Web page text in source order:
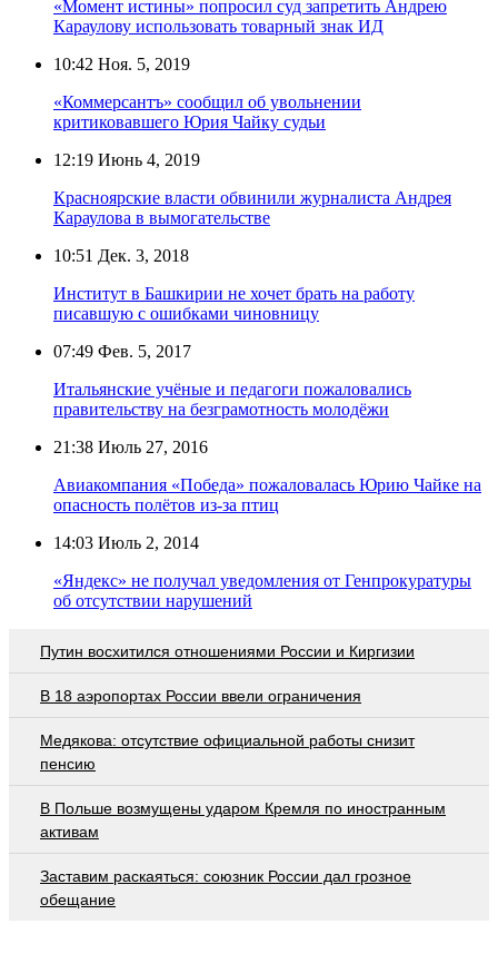
«Момент истины» попросил суд запретить Андрею
Караулову использовать товарный знак ИД
10:42 Ноя. 5, 2019
«Коммерсантъ» сообщил об увольнении
критиковавшего Юрия Чайку судьи
12:19 Июнь 4, 2019
Красноярские власти обвинили журналиста Андрея
Караулова в вымогательстве
10:51 Дек. 3, 2018
Институт в Башкирии не хочет брать на работу
писавшую с ошибками чиновницу
07:49 Фев. 5, 2017
Итальянские учёные и педагоги пожаловались
правительству на безграмотность молодёжи
21:38 Июль 27, 2016
Авиакомпания «Победа» пожаловалась Юрию Чайке на
опасность полётов из-за птиц
14:03 Июль 2, 2014
«Яндекс» не получал уведомления от Генпрокуратуры
об отсутствии нарушений
Путин восхитился отношениями России и Киргизии
В 18 аэропортах России ввели ограничения
Медякова: отсутствие официальной работы снизит
пенсию
В Польше возмущены ударом Кремля по иностранным
активам
Заставим раскаяться: союзник России дал грозное
обещание